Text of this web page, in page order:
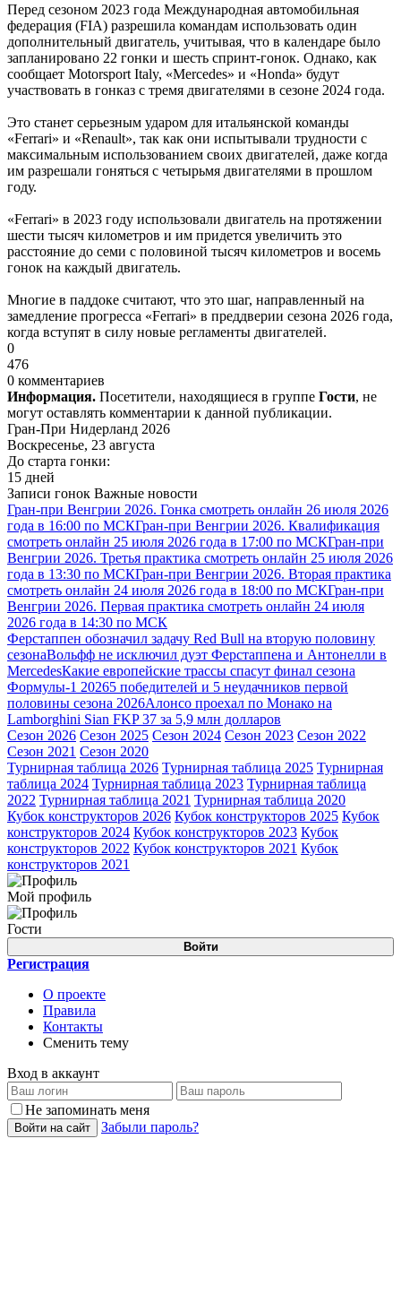
Перед сезоном 2023 года Международная автомобильная
федерация (FIA) разрешила командам использовать один
дополнительный двигатель, учитывая, что в календаре было
запланировано 22 гонки и шесть спринт-гонок. Однако, как
сообщает Motorsport Italy, «Mercedes» и «Honda» будут
участвовать в гонказ с тремя двигателями в сезоне 2024 года.
Это станет серьезным ударом для итальянской команды
«Ferrari» и «Renault», так как они испытывали трудности с
максимальным использованием своих двигателей, даже когда
им разрешали гоняться с четырьмя двигателями в прошлом
году.
«Ferrari» в 2023 году использовали двигатель на протяжении
шести тысяч километров и им придется увеличить это
расстояние до семи с половиной тысяч километров и восемь
гонок на каждый двигатель.
Многие в паддоке считают, что это шаг, направленный на
замедление прогресса «Ferrari» в преддверии сезона 2026 года,
когда вступят в силу новые регламенты двигателей.
0
476
0 комментариев
Информация. Посетители, находящиеся в группе Гости, не
могут оставлять комментарии к данной публикации.
Гран-При Нидерланд 2026
Воскресенье, 23 августа
До старта гонки:
15 дней
Записи гонок Важные новости
Гран-при Венгрии 2026. Гонка смотреть онлайн 26 июля 2026
года в 16:00 по МСКГран-при Венгрии 2026. Квалификация
смотреть онлайн 25 июля 2026 года в 17:00 по МСКГран-при
Венгрии 2026. Третья практика смотреть онлайн 25 июля 2026
года в 13:30 по МСКГран-при Венгрии 2026. Вторая практика
смотреть онлайн 24 июля 2026 года в 18:00 по МСКГран-при
Венгрии 2026. Первая практика смотреть онлайн 24 июля
2026 года в 14:30 по МСК
Ферстаппен обозначил задачу Red Bull на вторую половину
сезонаВольфф не исключил дуэт Ферстаппена и Антонелли в
MercedesКакие европейские трассы спасут финал сезона
Формулы-1 20265 победителей и 5 неудачников первой
половины сезона 2026Алонсо проехал по Монако на
Lamborghini Sian FKP 37 за 5,9 млн долларов
Сезон 2026 Сезон 2025 Сезон 2024 Сезон 2023 Сезон 2022
Сезон 2021 Сезон 2020
Турнирная таблица 2026 Турнирная таблица 2025 Турнирная
таблица 2024 Турнирная таблица 2023 Турнирная таблица
2022 Турнирная таблица 2021 Турнирная таблица 2020
Кубок конструкторов 2026 Кубок конструкторов 2025 Кубок
конструкторов 2024 Кубок конструкторов 2023 Кубок
конструкторов 2022 Кубок конструкторов 2021 Кубок
конструкторов 2021
Мой профиль
Гости
Войти
Регистрация
О проекте
Правила
Контакты
Сменить тему
Вход в аккаунт
Не запоминать меня
Войти на сайт Забыли пароль?